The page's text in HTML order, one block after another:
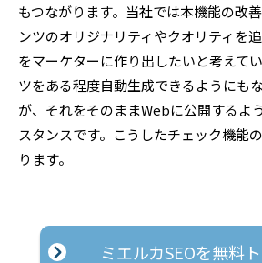
もつながります。当社では本機能の改
ンツのオリジナリティやクオリティを
をマーケターに作り出したいと考えて
ツをある程度自動生成できるようにも
が、それをそのままWebに公開するよ
スタンスです。こうしたチェック機能
ります。
ミエルカSEOを無料